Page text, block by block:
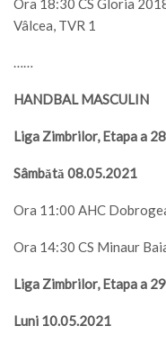
Ora 18:30 CS Gloria
Vâlcea, TVR 1
……
HANDBAL MASCULIN
Liga Zimbrilor, Etapa a
Sâmbătă 08.05.2021
Ora 11:00 AHC
Ora 14:30 CS Minaur
Liga Zimbrilor, Etapa a
Luni 10.05.2021